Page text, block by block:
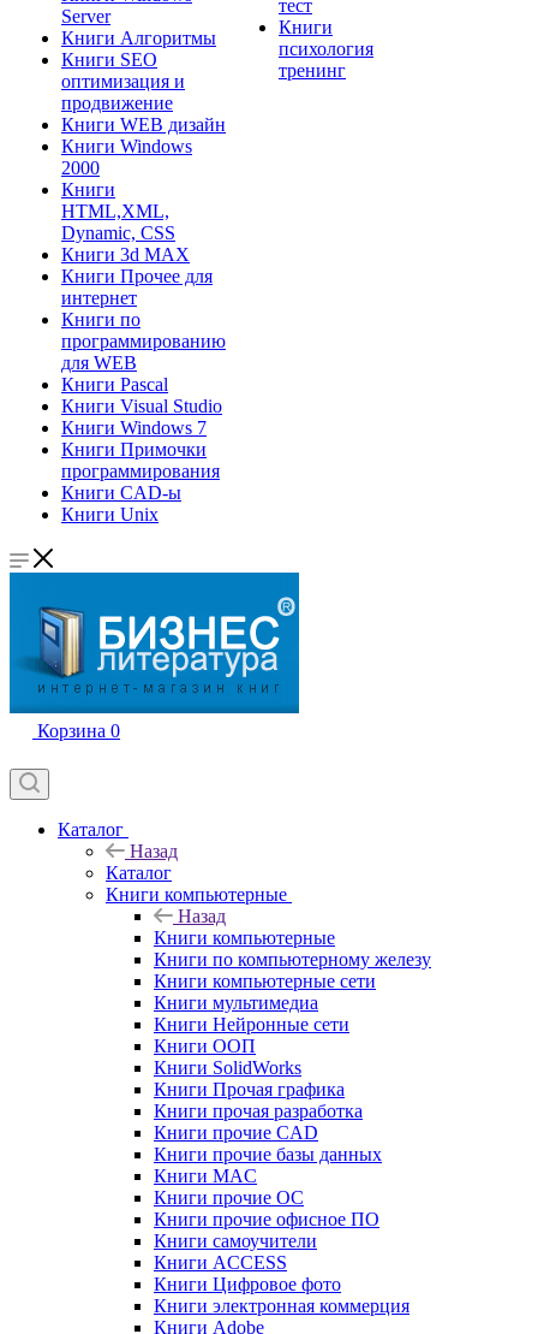
Server
Книги Алгоритмы
Книги SEO
оптимизация и
продвижение
Книги WEB дизайн
Книги Windows
2000
Книги
HTML,XML,
Dynamic, CSS
Книги 3d MAX
Книги Прочее для
интернет
Книги по
программированию
для WEB
Книги Pascal
Книги Visual Studio
Книги Windows 7
Книги Примочки
программирования
Книги CAD-ы
Книги Unix
тест
Книги
психология
тренинг
Корзина 0
Каталог
Назад
Каталог
Книги компьютерные
Назад
Книги компьютерные
Книги по компьютерному железу
Книги компьютерные сети
Книги мультимедиа
Книги Нейронные сети
Книги ООП
Книги SolidWorks
Книги Прочая графика
Книги прочая разработка
Книги прочие CAD
Книги прочие базы данных
Книги MAC
Книги прочие ОС
Книги прочие офисное ПО
Книги самоучители
Книги ACCESS
Книги Цифровое фото
Книги электронная коммерция
Книги Adobe